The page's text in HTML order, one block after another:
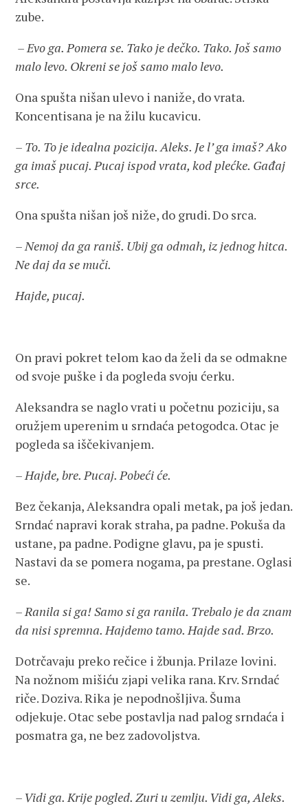
zube.
– Evo ga. Pomera se. Tako je dečko. Tako. Još samo
malo levo. Okreni se još samo malo levo.
Ona spušta nišan ulevo i naniže, do vrata.
Koncentisana je na žilu kucavicu.
– To. To je idealna pozicija. Aleks. Je l’ ga imaš? Ako
ga imaš pucaj. Pucaj ispod vrata, kod plećke. Gađaj
srce.
Ona spušta nišan još niže, do grudi. Do srca.
– Nemoj da ga raniš. Ubij ga odmah, iz jednog hitca.
Ne daj da se muči.
Hajde, pucaj.
On pravi pokret telom kao da želi da se odmakne
od svoje puške i da pogleda svoju ćerku.
Aleksandra se naglo vrati u početnu poziciju, sa
oružjem uperenim u srndaća petogodca. Otac je
pogleda sa iščekivanjem.
– Hajde, bre. Pucaj. Pobeći će.
Bez čekanja, Aleksandra opali metak, pa još jedan.
Srndać napravi korak straha, pa padne. Pokuša da
ustane, pa padne. Podigne glavu, pa je spusti.
Nastavi da se pomera nogama, pa prestane. Oglasi
se.
– Ranila si ga! Samo si ga ranila. Trebalo je da znam
da nisi spremna. Hajdemo tamo. Hajde sad. Brzo.
Dotrčavaju preko rečice i žbunja. Prilaze lovini.
Na nožnom mišiću zjapi velika rana. Krv. Srndać
riče. Doziva. Rika je nepodnošljiva. Šuma
odjekuje. Otac sebe postavlja nad palog srndaća i
posmatra ga, ne bez zadovoljstva.
– Vidi ga. Krije pogled. Zuri u zemlju. Vidi ga, Aleks.